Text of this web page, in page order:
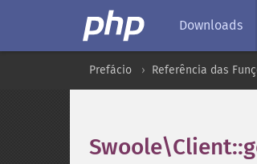
Downloads
Prefácio Referência das